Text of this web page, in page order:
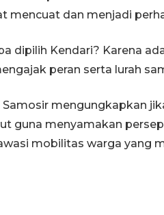
mencuat dan menjadi
dipilih Kendari? Karena
peran serta lurah
Samosir mengungkapkan
guna menyamakan
mobilitas warga yang